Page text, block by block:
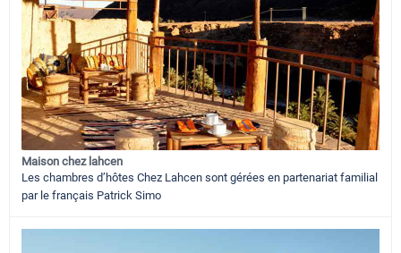
Maison chez lahcen
Les chambres d’hôtes Chez Lahcen sont gérées en partenariat familial
par le français Patrick Simo